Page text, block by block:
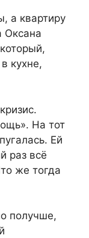
а квартиру
Оксана
кухне,
На тот
Ей
раз всё
же тогда
получше,